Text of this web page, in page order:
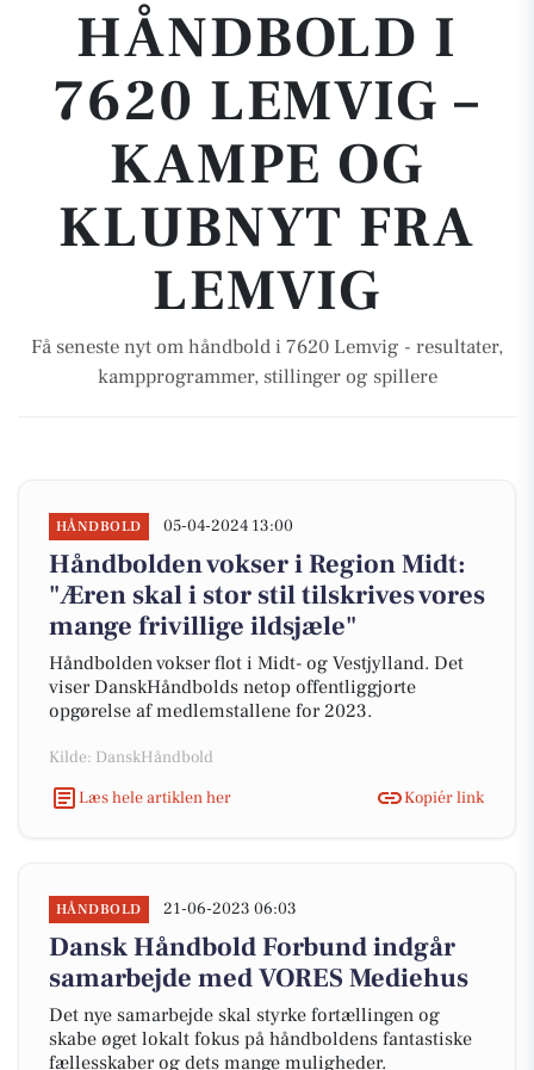
HÅNDBOLD I
7620 LEMVIG –
KAMPE OG
KLUBNYT FRA
LEMVIG
Få seneste nyt om håndbold i 7620 Lemvig - resultater,
kampprogrammer, stillinger og spillere
HÅNDBOLD 05-04-2024 13:00
Håndbolden vokser i Region Midt:
"Æren skal i stor stil tilskrives vores
mange frivillige ildsjæle"
Håndbolden vokser flot i Midt- og Vestjylland. Det
viser DanskHåndbolds netop offentliggjorte
opgørelse af medlemstallene for 2023.
Kilde: DanskHåndbold
Læs hele artiklen her
Kopiér link
HÅNDBOLD 21-06-2023 06:03
Dansk Håndbold Forbund indgår
samarbejde med VORES Mediehus
Det nye samarbejde skal styrke fortællingen og
skabe øget lokalt fokus på håndboldens fantastiske
fællesskaber og dets mange muligheder.